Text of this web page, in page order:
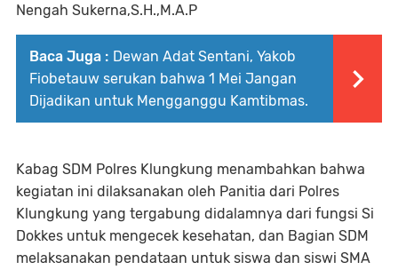
Nengah Sukerna,S.H.,M.A.P
Baca Juga : Dewan Adat Sentani, Yakob
Fiobetauw serukan bahwa 1 Mei Jangan
Dijadikan untuk Mengganggu Kamtibmas.
Kabag SDM Polres Klungkung menambahkan bahwa
kegiatan ini dilaksanakan oleh Panitia dari Polres
Klungkung yang tergabung didalamnya dari fungsi Si
Dokkes untuk mengecek kesehatan, dan Bagian SDM
melaksanakan pendataan untuk siswa dan siswi SMA